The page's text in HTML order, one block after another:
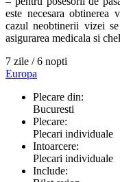
este necesara
cazul neobtinerii vizei
asigurarea medicala si
7 zile / 6 nopti
Europa
Plecare din:
Bucuresti
Plecare:
Plecari individuale
Intoarcere:
Plecari individuale
Include: